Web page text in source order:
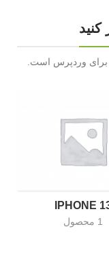
برای وردپرس است.
IPHONE
1 محصول